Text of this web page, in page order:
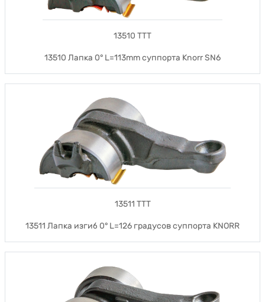
13510 TTT
13510 Лапка 0° L=113mm суппорта Knorr SN6
13511 TTT
13511 Лапка изгиб 0° L=126 градусов суппорта KNORR